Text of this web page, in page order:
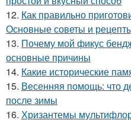
12. Как правильно
Основные советы и
13. Почему мой фикус
основные причины
14. Какие исторические
15. Весенняя помощь: что
после зимы
16. Хризантемы